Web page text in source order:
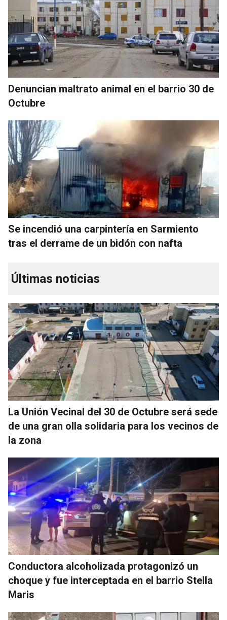
Denuncian maltrato animal en el barrio 30 de
Octubre
Se incendió una carpintería en Sarmiento
tras el derrame de un bidón con nafta
Últimas noticias
La Unión Vecinal del 30 de Octubre será sede
de una gran olla solidaria para los vecinos de
la zona
Conductora alcoholizada protagonizó un
choque y fue interceptada en el barrio Stella
Maris